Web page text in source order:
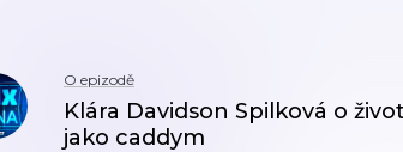
O epizodě
Klára Davidson Spilková o
jako caddym